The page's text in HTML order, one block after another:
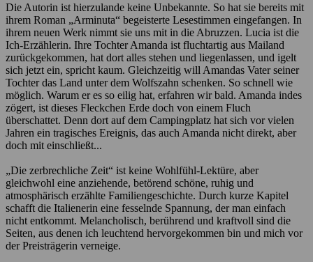
Die Autorin ist hierzulande keine Unbekannte. So hat sie bereits mit
ihrem Roman „Arminuta“ begeisterte Lesestimmen eingefangen. In
ihrem neuen Werk nimmt sie uns mit in die Abruzzen. Lucia ist die
Ich-Erzählerin. Ihre Tochter Amanda ist fluchtartig aus Mailand
zurückgekommen, hat dort alles stehen und liegenlassen, und igelt
sich jetzt ein, spricht kaum. Gleichzeitig will Amandas Vater seiner
Tochter das Land unter dem Wolfszahn schenken. So schnell wie
möglich. Warum er es so eilig hat, erfahren wir bald. Amanda indes
zögert, ist dieses Fleckchen Erde doch von einem Fluch
überschattet. Denn dort auf dem Campingplatz hat sich vor vielen
Jahren ein tragisches Ereignis, das auch Amanda nicht direkt, aber
doch mit einschließt...
„Die zerbrechliche Zeit“ ist keine Wohlfühl-Lektüre, aber
gleichwohl eine anziehende, betörend schöne, ruhig und
atmosphärisch erzählte Familiengeschichte. Durch kurze Kapitel
schafft die Italienerin eine fesselnde Spannung, der man einfach
nicht entkommt. Melancholisch, berührend und kraftvoll sind die
Seiten, aus denen ich leuchtend hervorgekommen bin und mich vor
der Preisträgerin verneige.